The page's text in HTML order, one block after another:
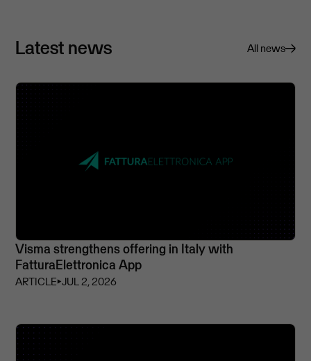
Latest news All news
Visma strengthens offering in Italy with
FatturaElettronica App
ARTICLE⏵JUL 2, 2026